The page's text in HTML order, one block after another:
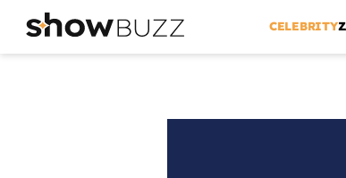
CELEBRITY